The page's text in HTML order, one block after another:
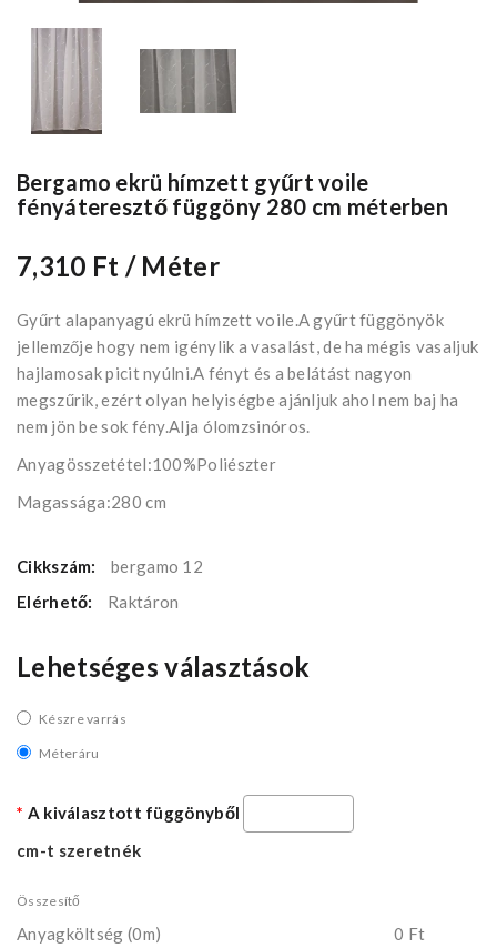
Bergamo ekrü hímzett gyűrt voile
fényáteresztő függöny 280 cm méterben
7,310 Ft / Méter
Gyűrt alapanyagú ekrü hímzett voile.A gyűrt függönyök
jellemzője hogy nem igénylik a vasalást, de ha mégis vasaljuk
hajlamosak picit nyúlni.A fényt és a belátást nagyon
megszűrik, ezért olyan helyiségbe ajánljuk ahol nem baj ha
nem jön be sok fény.Alja ólomzsinóros.
Anyagösszetétel:100%Poliészter
Magassága:280 cm
Cikkszám:
bergamo 12
Elérhető:
Raktáron
Lehetséges választások
Készre varrás
Méteráru
A kiválasztott függönyből
cm-t szeretnék
Összesítő
Anyagköltség (0m)
0 Ft